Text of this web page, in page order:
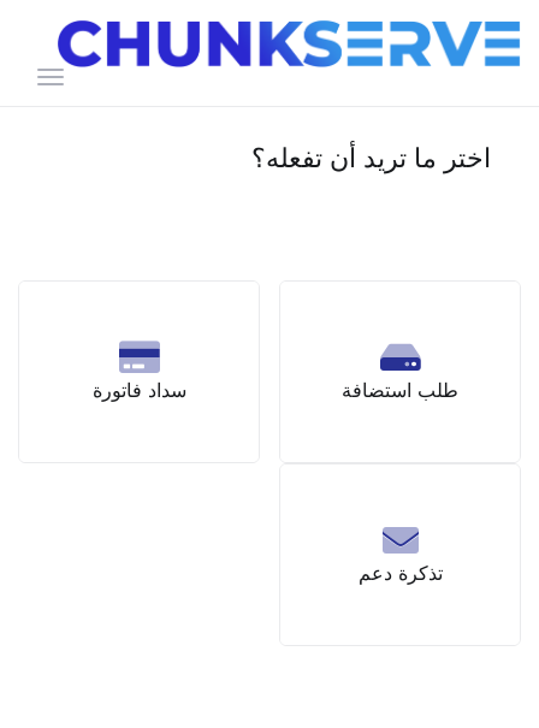
تبديل
اختر ما تريد أن تفعله؟
طلب استضافة سداد فاتورة
تذكرة دعم